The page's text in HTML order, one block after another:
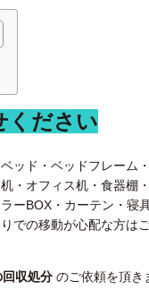
ください
ッド・ベッドフレーム
・オフィス机・食器棚
ーBOX・カーテン・寝
での移動が心配な方はご
収処分 のご依頼を頂き